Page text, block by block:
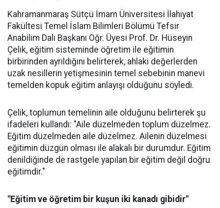
Kahramanmaraş Sütçü İmam Üniversitesi İlahiyat
Fakültesi Temel İslam Bilimleri Bölümü Tefsir
Anabilim Dalı Başkanı Öğr. Üyesi Prof. Dr. Hüseyin
Çelik, eğitim sisteminde öğretim ile eğitimin
birbirinden ayrıldığını belirterek, ahlaki değerlerden
uzak nesillerin yetişmesinin temel sebebinin manevi
temelden kopuk eğitim anlayışı olduğunu söyledi.
Çelik, toplumun temelinin aile olduğunu belirterek şu
ifadeleri kullandı: "Aile düzelmeden toplum düzelmez.
Eğitim düzelmeden aile düzelmez. Ailenin düzelmesi
eğitimin düzgün olması ile alakalı bir durumdur. Eğitim
denildiğinde de rastgele yapılan bir eğitim değil doğru
eğitimdir."
"Eğitim ve öğretim bir kuşun iki kanadı gibidir"